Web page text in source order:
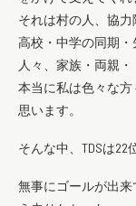
それは村の人、協
高校・中学の同期
人々、家族・両親・
本当に私は色々な
思います。
そんな中、TDSは22
無事にゴールが出